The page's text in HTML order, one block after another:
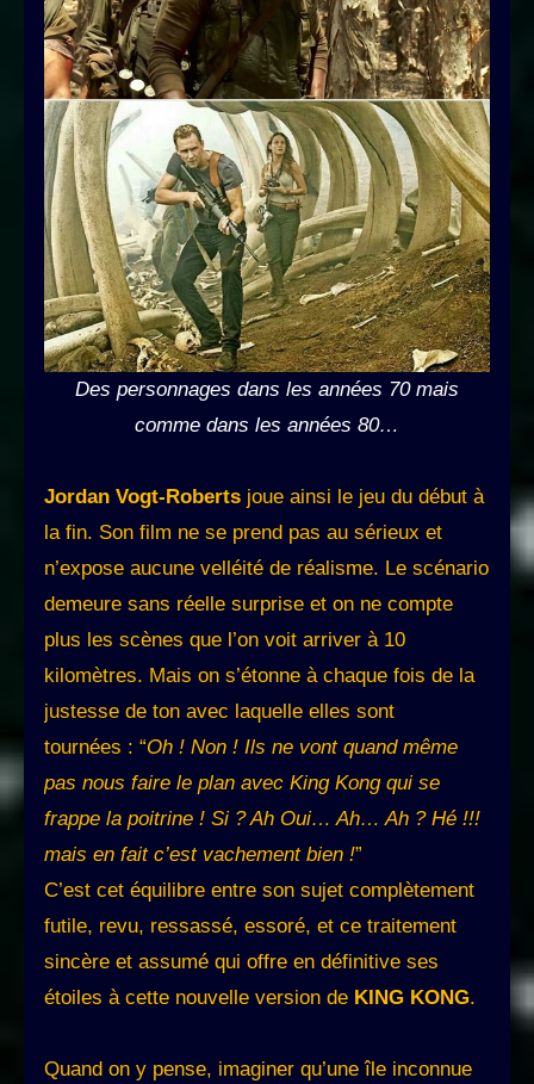
Des personnages dans les années 70 mais
comme dans les années 80…
Jordan Vogt-Roberts joue ainsi le jeu du début à
la fin. Son film ne se prend pas au sérieux et
n’expose aucune velléité de réalisme. Le scénario
demeure sans réelle surprise et on ne compte
plus les scènes que l’on voit arriver à 10
kilomètres. Mais on s’étonne à chaque fois de la
justesse de ton avec laquelle elles sont
tournées : “Oh ! Non ! Ils ne vont quand même
pas nous faire le plan avec King Kong qui se
frappe la poitrine ! Si ? Ah Oui… Ah… Ah ? Hé !!!
mais en fait c’est vachement bien !”
C’est cet équilibre entre son sujet complètement
futile, revu, ressassé, essoré, et ce traitement
sincère et assumé qui offre en définitive ses
étoiles à cette nouvelle version de KING KONG.
Quand on y pense, imaginer qu’une île inconnue